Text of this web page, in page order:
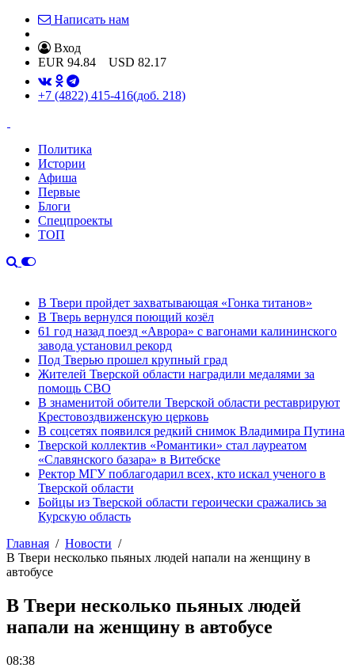
Написать нам
Вход
EUR 94.84 USD 82.17
+7 (4822) 415-416(доб. 218)
Политика
Истории
Афиша
Первые
Блоги
Спецпроекты
ТОП
В Твери пройдет захватывающая «Гонка титанов»
В Тверь вернулся поющий козёл
61 год назад поезд «Аврора» с вагонами калининского
завода установил рекорд
Под Тверью прошел крупный град
Жителей Тверской области наградили медалями за
помощь СВО
В знаменитой обители Тверской области реставрируют
Крестовоздвиженскую церковь
В соцсетях появился редкий снимок Владимира Путина
Тверской коллектив «Романтики» стал лауреатом
«Славянского базара» в Витебске
Ректор МГУ поблагодарил всех, кто искал ученого в
Тверской области
Бойцы из Тверской области героически сражались за
Курскую область
Главная
Новости
В Твери несколько пьяных людей напали на женщину в
автобусе
В Твери несколько пьяных людей
напали на женщину в автобусе
08:38